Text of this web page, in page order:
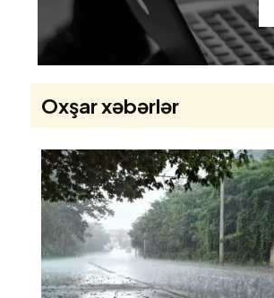
Oxşar xəbərlər